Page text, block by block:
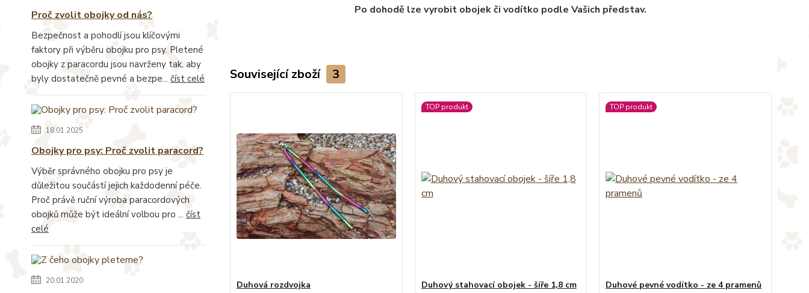
Proč zvolit obojky od nás?
Bezpečnost a pohodlí jsou klíčovými
faktory při výběru obojku pro psy. Pletené
obojky z paracordu jsou navrženy tak, aby
byly dostatečně pevné a bezpe... číst celé
18.01.2025
Obojky pro psy: Proč zvolit paracord?
Výběr správného obojku pro psy je
důležitou součástí jejich každodenní péče.
Proč právě ruční výroba paracordových
obojků může být ideální volbou pro ... číst
celé
20.01.2020
Po dohodě lze vyrobit obojek či vodítko podle Vašich představ.
Související zboží 3
Duhová rozdvojka
TOP produkt
Duhový stahovací obojek - šíře 1,8 cm
TOP produkt
Duhové pevné vodítko - ze 4 pramenů